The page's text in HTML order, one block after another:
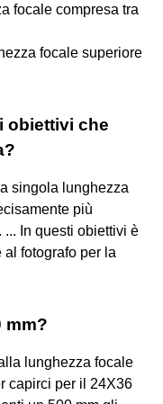
focale compresa tra
focale superiore
obiettivi che
singola lunghezza
più
In questi obiettivi è
fotografo per la
mm?
lunghezza focale
capirci per il 24X36